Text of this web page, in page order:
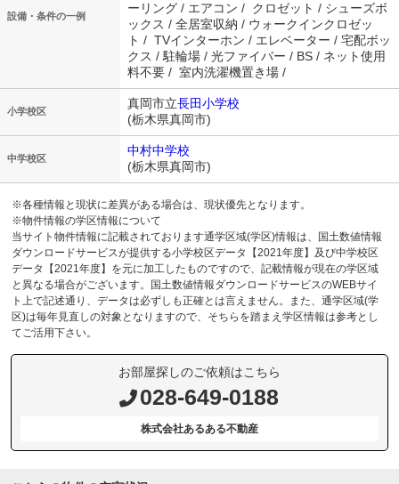
設備・条件の一例
ーリング / エアコン / クロゼット / シューズボ
ックス / 全居室収納 / ウォークインクロゼッ
ト / TVインターホン / エレベーター / 宅配ボッ
クス / 駐輪場 / 光ファイバー / BS / ネット使用
料不要 / 室内洗濯機置き場 /
小学校区
真岡市立長田小学校
(栃木県真岡市)
中学校区
中村中学校
(栃木県真岡市)
※各種情報と現状に差異がある場合は、現状優先となります。
※物件情報の学区情報について
当サイト物件情報に記載されております通学区域(学区)情報は、国土数値情報
ダウンロードサービスが提供する小学校区データ【2021年度】及び中学校区
データ【2021年度】を元に加工したものですので、記載情報が現在の学区域
と異なる場合がございます。国土数値情報ダウンロードサービスのWEBサイ
ト上で記述通り、データは必ずしも正確とは言えません。また、通学区域(学
区)は毎年見直しの対象となりますので、そちらを踏まえ学区情報は参考とし
てご活用下さい。
お部屋探しのご依頼はこちら
028-649-0188
株式会社あるある不動産